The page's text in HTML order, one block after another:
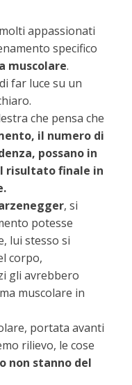
appassionati
specifico
muscolare.
far luce su un
che pensa che
il numero di
possano in
risultato finale in
, si
potesse
lui stesso si
corpo,
gli avrebbero
muscolare in
portata avanti
rilievo, le cose
non stanno del